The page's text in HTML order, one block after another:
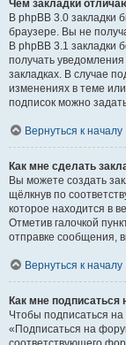
Чем закладки
В phpBB 3.0 закладки
браузере. Вы не
В phpBB 3.1
получать
закладках. В случае
изменениях в теме
подписок можно
Вернуться к началу
Как мне сделать
Вы можете создать
щёлкнув по
которое находится в
Отметив галочкой
отправке сообщения,
Вернуться к началу
Как мне
Чтобы подписаться
«Подписаться на